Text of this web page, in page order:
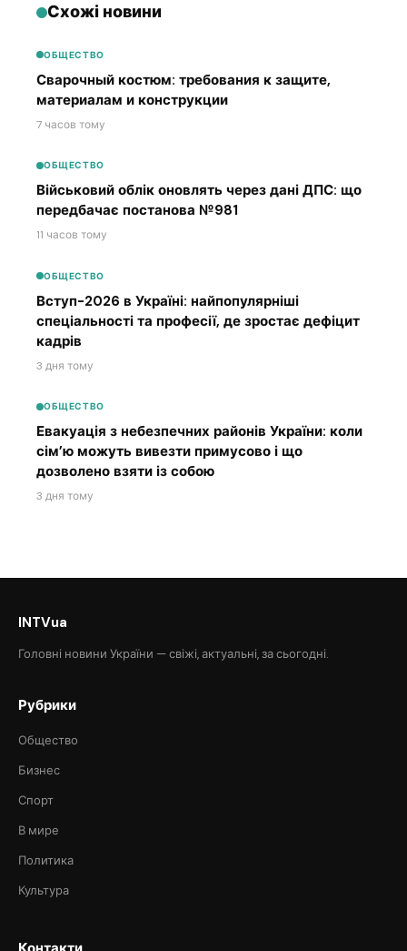
Схожі новини
ОБЩЕСТВО
Сварочный костюм: требования к защите,
материалам и конструкции
7 часов тому
ОБЩЕСТВО
Військовий облік оновлять через дані ДПС: що
передбачає постанова №981
11 часов тому
ОБЩЕСТВО
Вступ-2026 в Україні: найпопулярніші
спеціальності та професії, де зростає дефіцит
кадрів
3 дня тому
ОБЩЕСТВО
Евакуація з небезпечних районів України: коли
сім’ю можуть вивезти примусово і що
дозволено взяти із собою
3 дня тому
INTVua
Головні новини України — свіжі, актуальні, за сьогодні.
Рубрики
Общество
Бизнес
Спорт
В мире
Политика
Культура